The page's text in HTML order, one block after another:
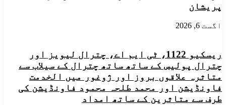
ں
کے
مابین
جاری
پریشان
اگست 6, 2026
ریسکیو 1122، ٹی ایم اے، چترال لیویز اور
چترال پولیس کے ساتھ ساتھ چترال کے سیلاب سے
متاثرہ علاقوں بروز اور ژوغور میں الخدمت
فاونڈیشن اور محمد طلحہ محمود فاونڈیشن کی
طرف سے متاثرین کے ساتھ امداد